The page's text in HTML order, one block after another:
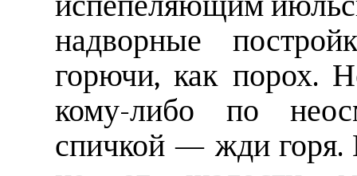
надворные
горючи, как порох.
кому-либо по
спичкой — жди горя.